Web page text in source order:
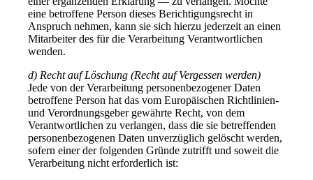
eine betroffene Person dieses Berichtigungsrecht in
Anspruch nehmen, kann sie sich hierzu jederzeit an einen
Mitarbeiter des für die Verarbeitung Verantwortlichen
wenden.
d) Recht auf Löschung (Recht auf Vergessen werden)
Jede von der Verarbeitung personenbezogener Daten
betroffene Person hat das vom Europäischen Richtlinien-
und Verordnungsgeber gewährte Recht, von dem
Verantwortlichen zu verlangen, dass die sie betreffenden
personenbezogenen Daten unverzüglich gelöscht werden,
sofern einer der folgenden Gründe zutrifft und soweit die
Verarbeitung nicht erforderlich ist: